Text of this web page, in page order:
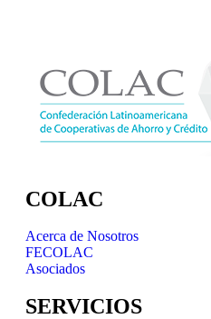
COLAC
Acerca de Nosotros
FECOLAC
Asociados
SERVICIOS